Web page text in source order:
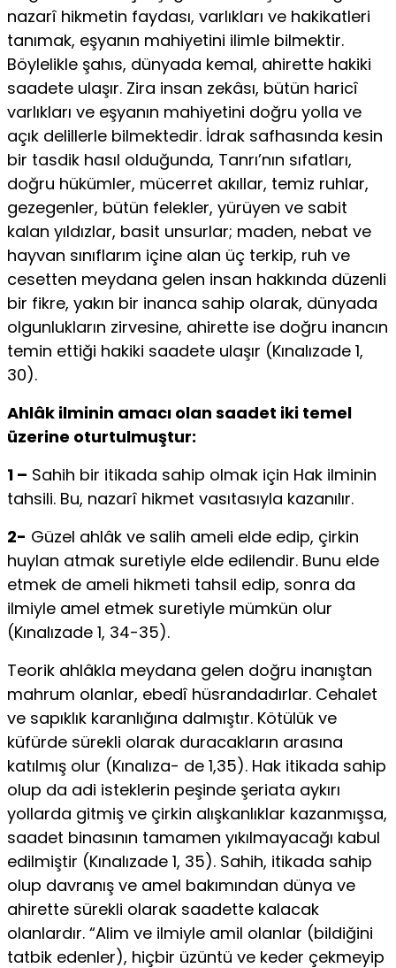
nazarî hikmetin faydası, varlıkları ve hakikatleri
tanımak, eşyanın mahiyetini ilimle bilmektir.
Böylelikle şahıs, dünyada kemal, ahirette hakiki
saade­te ulaşır. Zira insan zekâsı, bütün haricî
varlıkları ve eşyanın mahiyetini doğru yol­la ve
açık delillerle bilmektedir. İdrak safhasında kesin
bir tasdik hasıl olduğunda, Tanrı’nın sıfatları,
doğru hükümler, mücerret akıllar, temiz ruhlar,
gezegenler, bü­tün felekler, yürüyen ve sabit
kalan yıldızlar, basit unsurlar; maden, nebat ve
hay­van sınıflarım içine alan üç terkip, ruh ve
cesetten meydana gelen insan hakkında düzenli
bir fikre, yakın bir inanca sahip olarak, dünyada
olgunlukların zirvesine, ahirette ise doğru inancın
temin ettiği hakiki saadete ulaşır (Kınalızade 1,
30).
Ahlâk ilminin amacı olan saadet iki temel
üzerine oturtulmuştur:
1 – Sahih bir itika­da sahip olmak için Hak ilminin
tahsili. Bu, nazarî hikmet vasıtasıyla kazanılır.
2- Güzel ahlâk ve salih ameli elde edip, çirkin
huylan atmak suretiyle elde edilendir. Bunu elde
etmek de ameli hikmeti tahsil edip, sonra da
ilmiyle amel etmek suretiy­le mümkün olur
(Kınalızade 1, 34-35).
Teorik ahlâkla meydana gelen doğru inanış­tan
mahrum olanlar, ebedî hüsrandadırlar. Cehalet
ve sapıklık karanlığına dalmış­tır. Kötülük ve
küfürde sürekli olarak duracakların arasına
katılmış olur (Kınalıza- de 1,35). Hak itikada sahip
olup da adi isteklerin peşinde şeriata aykırı
yollarda git­miş ve çirkin alışkanlıklar kazanmışsa,
saadet binasının tamamen yıkılmayacağı kabul
edilmiştir (Kınalızade 1, 35). Sahih, itikada sahip
olup davranış ve amel ba­kımından dünya ve
ahirette sürekli olarak saadette kalacak
olanlardır. “Alim ve il­miyle amil olanlar (bildiğini
tatbik edenler), hiçbir üzüntü ve keder çekmeyip